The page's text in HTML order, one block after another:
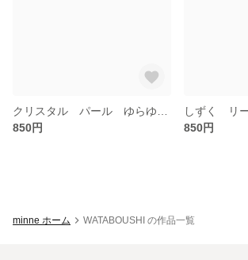
850円
850円
minne ホーム WATABOUSHI の作品一覧